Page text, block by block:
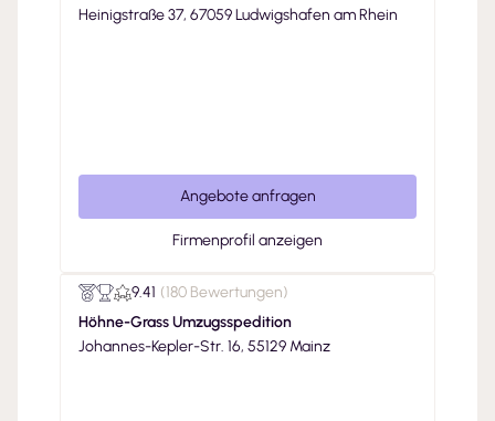
Heinigstraße 37, 67059 Ludwigshafen am Rhein
Angebote anfragen
Firmenprofil anzeigen
9.41 (180 Bewertungen)
Höhne-Grass Umzugsspedition
Johannes-Kepler-Str. 16, 55129 Mainz